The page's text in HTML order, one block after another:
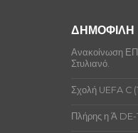
ΔΗΜΟΦΙΛΗ
Ανακοίνωση
Στυλιανό.
Σχολή UEFA C
Πλήρης η Ά